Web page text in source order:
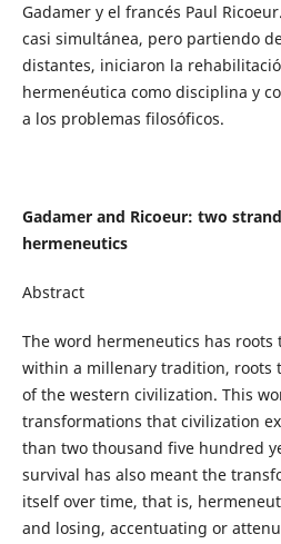
Gadamer y el francés Paul
casi simultánea, pero partiendo
distantes, iniciaron la
hermenéutica como disciplina y
a los problemas filosóficos.
Gadamer and Ricoeur: two
hermeneutics
Abstract
The word hermeneutics has
within a millenary tradition, roots
of the western civilization. This
transformations that civilization
than two thousand five hundred
survival has also meant the
itself over time, that is,
and losing, accentuating or